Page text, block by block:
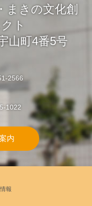
まきの文化創
ト
山町4番5号
2566
1022
内
報